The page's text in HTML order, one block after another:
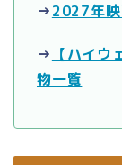
→2027年映
→ 【ハイ
物一覧